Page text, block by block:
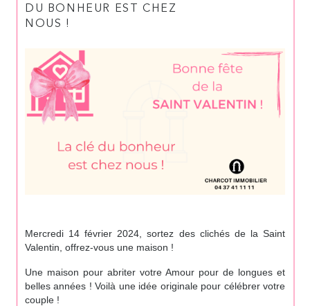
DU BONHEUR EST CHEZ
NOUS !
Mercredi 14 février 2024, sortez des clichés de la Saint
Valentin, offrez-vous une maison !
Une maison pour abriter votre Amour pour de longues et
belles années ! Voilà une idée originale pour célébrer votre
couple !